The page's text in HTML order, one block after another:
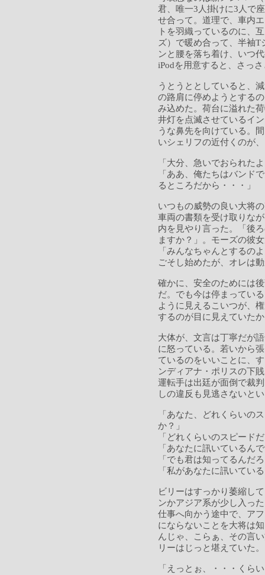
君、唯一3人掛けに3人で
せ合って。道理で、車内
トを羽織っているのに、
ズ）で暖め合って、半袖
ンと腰を落ち着け、いつ
iPodを用意すると、さっ
うとうととしていると、
の路肩に停めようとする
み込めた。荷台に溢れた
井灯を点滅させているイ
うな鼻先を向けている。
いシェリフの近付くのが
「大分、急いでおられた
「ああ、俺たちはバンド
るところだから・・・」
いつもの威勢の良い大将
車両の書類を受け取りな
内を見やり言った。「後
ますか？」。モーズの彼
「みんなちゃんとするの
ごそし始めたが、オレは
確かに、安全のためには
だ。でも今は停まってい
ように見えるこいつが、
するのが目に見えていた
大体が、文言は丁寧だが
に怒っている。若いから
ているのをいいことに、
ンディアナ・ポリスの下
運転手は出廷が面倒で裁
しの違反も見逃さないと
「あなた、どれくらいの
か？」
「どれくらいのスピード
「あなたに訊いているん
「でも君は知ってるんだ
「私があなたに訊いてい
ビリーはすっかり萎縮し
ンかアジア系が少し入っ
仕事へ向かう途中で、ア
にならないことを大将は
んじゃ、こらぁ、その言
リーはじっと堪えていた。
「えっとぉ、・・・くら